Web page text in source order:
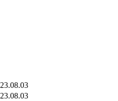
23.08.03
23.08.03